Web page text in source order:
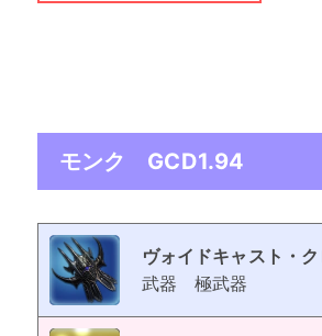
モンク GCD1.94
ヴォイドキャスト・
武器
極武器